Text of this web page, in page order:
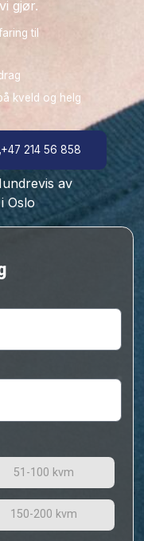
en leder og noen
vi gjør.
til
på kveld og helg
+47 214 56 858
Hundrevis av